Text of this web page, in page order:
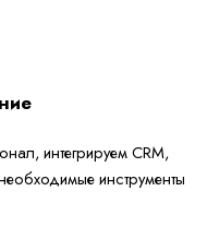
интегрируем CRM,
инструменты